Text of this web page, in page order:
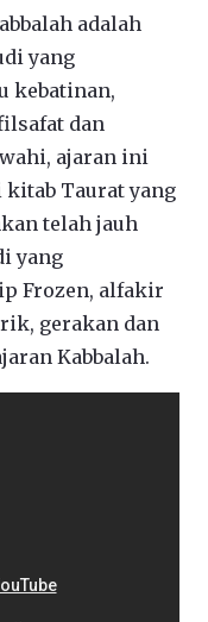
adalah
yang
kebatinan,
dan
ajaran ini
kitab Taurat yang
telah jauh
yang
Frozen, alfakir
gerakan dan
Kabbalah.